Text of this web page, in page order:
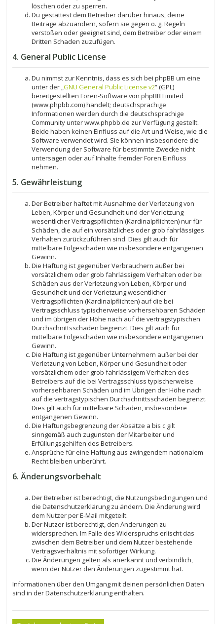
löschen oder zu sperren.
Du gestattest dem Betreiber darüber hinaus, deine
Beiträge abzuändern, sofern sie gegen o. g. Regeln
verstoßen oder geeignet sind, dem Betreiber oder einem
Dritten Schaden zuzufügen.
4. General Public License
Du nimmst zur Kenntnis, dass es sich bei phpBB um eine
unter der „GNU General Public License v2“ (GPL)
bereitgestellten Foren-Software von phpBB Limited
(www.phpbb.com) handelt; deutschsprachige
Informationen werden durch die deutschsprachige
Community unter www.phpbb.de zur Verfügung gestellt.
Beide haben keinen Einfluss auf die Art und Weise, wie die
Software verwendet wird. Sie können insbesondere die
Verwendung der Software für bestimmte Zwecke nicht
untersagen oder auf Inhalte fremder Foren Einfluss
nehmen.
5. Gewährleistung
Der Betreiber haftet mit Ausnahme der Verletzung von
Leben, Körper und Gesundheit und der Verletzung
wesentlicher Vertragspflichten (Kardinalpflichten) nur für
Schäden, die auf ein vorsätzliches oder grob fahrlässiges
Verhalten zurückzuführen sind. Dies gilt auch für
mittelbare Folgeschäden wie insbesondere entgangenen
Gewinn.
Die Haftung ist gegenüber Verbrauchern außer bei
vorsätzlichem oder grob fahrlässigem Verhalten oder bei
Schäden aus der Verletzung von Leben, Körper und
Gesundheit und der Verletzung wesentlicher
Vertragspflichten (Kardinalpflichten) auf die bei
Vertragsschluss typischerweise vorhersehbaren Schäden
und im übrigen der Höhe nach auf die vertragstypischen
Durchschnittsschäden begrenzt. Dies gilt auch für
mittelbare Folgeschäden wie insbesondere entgangenen
Gewinn.
Die Haftung ist gegenüber Unternehmern außer bei der
Verletzung von Leben, Körper und Gesundheit oder
vorsätzlichem oder grob fahrlässigem Verhalten des
Betreibers auf die bei Vertragsschluss typischerweise
vorhersehbaren Schäden und im Übrigen der Höhe nach
auf die vertragstypischen Durchschnittsschäden begrenzt.
Dies gilt auch für mittelbare Schäden, insbesondere
entgangenen Gewinn.
Die Haftungsbegrenzung der Absätze a bis c gilt
sinngemäß auch zugunsten der Mitarbeiter und
Erfüllungsgehilfen des Betreibers.
Ansprüche für eine Haftung aus zwingendem nationalem
Recht bleiben unberührt.
6. Änderungsvorbehalt
Der Betreiber ist berechtigt, die Nutzungsbedingungen und
die Datenschutzerklärung zu ändern. Die Änderung wird
dem Nutzer per E-Mail mitgeteilt.
Der Nutzer ist berechtigt, den Änderungen zu
widersprechen. Im Falle des Widerspruchs erlischt das
zwischen dem Betreiber und dem Nutzer bestehende
Vertragsverhältnis mit sofortiger Wirkung.
Die Änderungen gelten als anerkannt und verbindlich,
wenn der Nutzer den Änderungen zugestimmt hat.
Informationen über den Umgang mit deinen persönlichen Daten
sind in der Datenschutzerklärung enthalten.